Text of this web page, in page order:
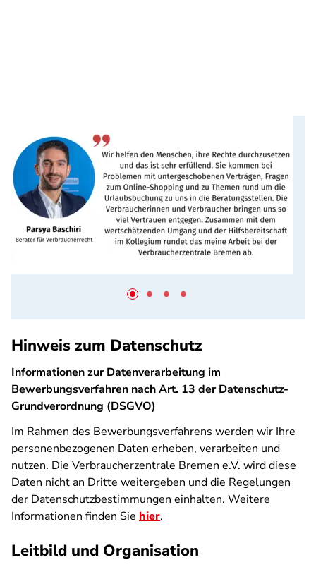
Hinweis zum Datenschutz
Informationen zur Datenverarbeitung im
Bewerbungsverfahren nach Art. 13 der Datenschutz-
Grundverordnung (DSGVO)
Im Rahmen des Bewerbungsverfahrens werden wir Ihre
personenbezogenen Daten erheben, verarbeiten und
nutzen. Die Verbraucherzentrale Bremen e.V. wird diese
Daten nicht an Dritte weitergeben und die Regelungen
der Datenschutzbestimmungen einhalten. Weitere
Informationen finden Sie hier.
Leitbild und Organisation